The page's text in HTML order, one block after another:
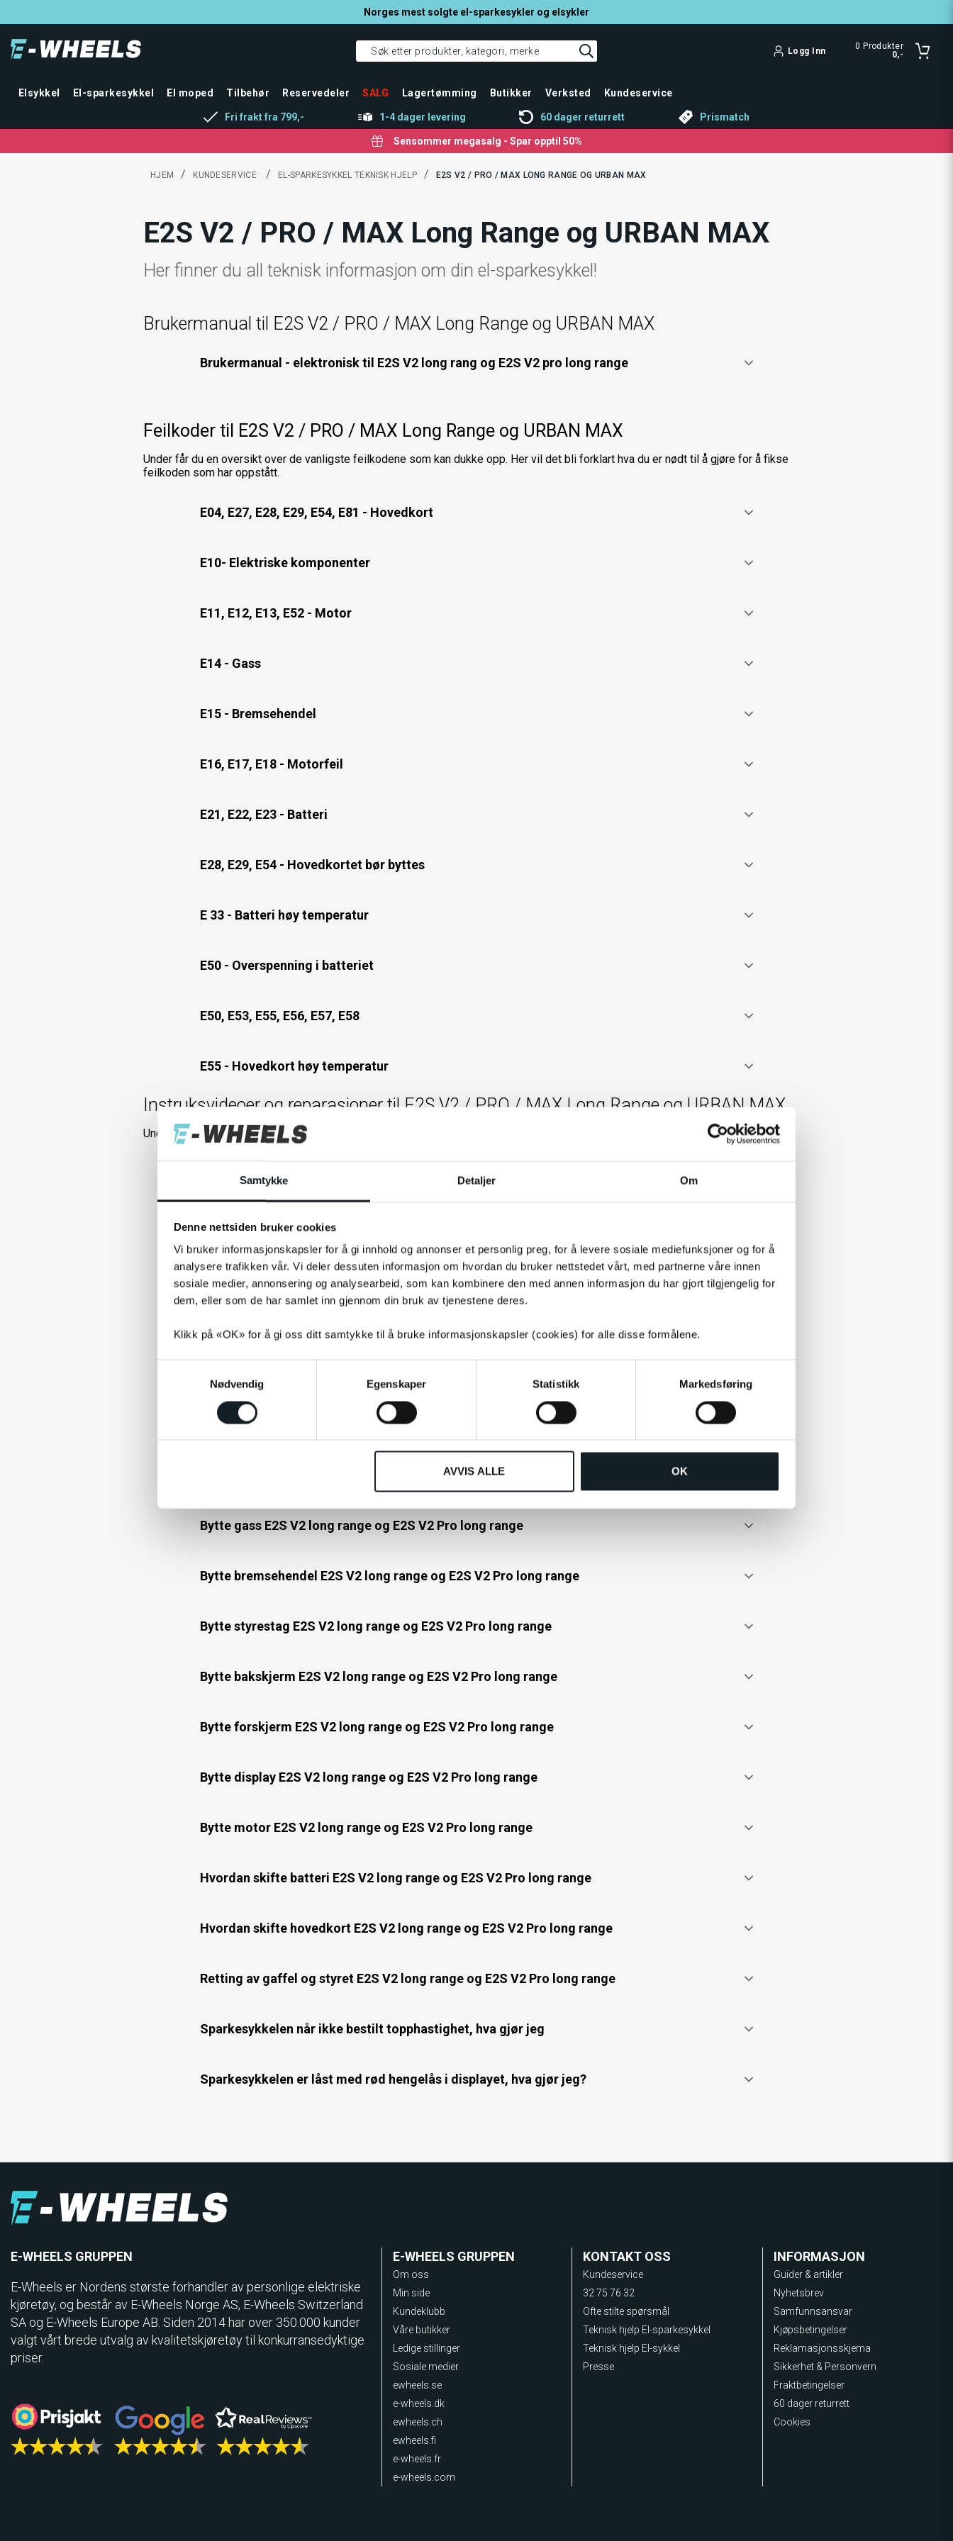
Samtykke Detaljer Om
Denne nettsiden bruker cookies
Vi bruker informasjonskapsler for å gi innhold og annonser et personlig preg, for å levere sosiale mediefunksjoner og for å
analysere trafikken vår. Vi deler dessuten informasjon om hvordan du bruker nettstedet vårt, med partnerne våre innen
sosiale medier, annonsering og analysearbeid, som kan kombinere den med annen informasjon du har gjort tilgjengelig for
dem, eller som de har samlet inn gjennom din bruk av tjenestene deres.
Klikk på «OK» for å gi oss ditt samtykke til å bruke informasjonskapsler (cookies) for alle disse formålene.
v
Nødvendig Egenskaper Statistikk Markedsføring
AVVIS ALLE OK
Norges mest solgte el-sparkesykler og elsykler
Logg Inn 0 Produkter
0,-
Elsykkel El-sparkesykkel El moped Tilbehør Reservedeler SALG Lagertømming Butikker Verksted Kundeservice
Fri frakt fra 799,- 1-4 dager levering 60 dager returrett Prismatch
Sensommer megasalg - Spar opptil 50%
HJEM / KUNDESERVICE / EL-SPARKESYKKEL TEKNISK HJELP / E2S V2 / PRO / MAX LONG RANGE OG URBAN MAX
E2S V2 / PRO / MAX Long Range og URBAN MAX
Her finner du all teknisk informasjon om din el-sparkesykkel!
Brukermanual til E2S V2 / PRO / MAX Long Range og URBAN MAX
Brukermanual - elektronisk til E2S V2 long rang og E2S V2 pro long range
Feilkoder til E2S V2 / PRO / MAX Long Range og URBAN MAX
Under får du en oversikt over de vanligste feilkodene som kan dukke opp. Her vil det bli forklart hva du er nødt til å gjøre for å fikse
feilkoden som har oppstått.
E04, E27, E28, E29, E54, E81 - Hovedkort
E10- Elektriske komponenter
E11, E12, E13, E52 - Motor
E14 - Gass
E15 - Bremsehendel
E16, E17, E18 - Motorfeil
E21, E22, E23 - Batteri
E28, E29, E54 - Hovedkortet bør byttes
E 33 - Batteri høy temperatur
E50 - Overspenning i batteriet
E50, E53, E55, E56, E57, E58
E55 - Hovedkort høy temperatur
Instruksvideoer og reparasjoner til E2S V2 / PRO / MAX Long Range og URBAN MAX
Under finner steg for steg forklaringer og videoer på hvordan du kan reparere el-sparkesykkelen din helt selv.
Stramme foldemekansime E2S V2 long range og E2S V2 Pro long range
Stramme brems E2S V2 long range og E2S V2 Pro long range
Bremser som piper på E2S V2 long range og E2S V2 pro long range
Bytte av slange og dekk E2S V2 long range og E2S V2 Pro long range
Bytte til punkteringsfrie dekk E2S V2 long range og E2S V2 Pro long range
Bytte gass E2S V2 long range og E2S V2 Pro long range
Bytte bremsehendel E2S V2 long range og E2S V2 Pro long range
Bytte styrestag E2S V2 long range og E2S V2 Pro long range
Bytte bakskjerm E2S V2 long range og E2S V2 Pro long range
Bytte forskjerm E2S V2 long range og E2S V2 Pro long range
Bytte display E2S V2 long range og E2S V2 Pro long range
Bytte motor E2S V2 long range og E2S V2 Pro long range
Hvordan skifte batteri E2S V2 long range og E2S V2 Pro long range
Hvordan skifte hovedkort E2S V2 long range og E2S V2 Pro long range
Retting av gaffel og styret E2S V2 long range og E2S V2 Pro long range
Sparkesykkelen når ikke bestilt topphastighet, hva gjør jeg
Sparkesykkelen er låst med rød hengelås i displayet, hva gjør jeg?
E-WHEELS GRUPPEN
E-Wheels er Nordens største forhandler av personlige elektriske
kjøretøy, og består av E-Wheels Norge AS, E­-Wheels Switzerland
SA og E-Wheels Europe AB. Siden 2014 har over 350.000 kunder
valgt vårt brede utvalg av kvalitetskjøretøy til konkurransedyktige
priser.
E-WHEELS GRUPPEN
Om oss
Min side
Kundeklubb
Våre butikker
Ledige stillinger
Sosiale medier
ewheels.se
e-wheels.dk
ewheels.ch
ewheels.fi
e-wheels.fr
e-wheels.com
KONTAKT OSS
Kundeservice
32 75 76 32
Ofte stilte spørsmål
Teknisk hjelp El-sparkesykkel
Teknisk hjelp El-sykkel
Presse
INFORMASJON
Guider & artikler
Nyhetsbrev
Samfunnsansvar
Kjøpsbetingelser
Reklamasjonsskjema
Sikkerhet & Personvern
Fraktbetingelser
60 dager returrett
Cookies